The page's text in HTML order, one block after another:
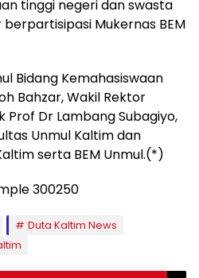
tinggi negeri dan swasta
Mukernas BEM
Bidang Kemahasiswaan
Bahzar, Wakil Rektor
Prof Dr Lambang Subagiyo,
Unmul Kaltim dan
serta BEM Unmul.(*)
Duta Kaltim News